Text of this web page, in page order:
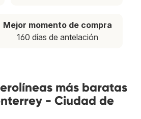
Mejor momento de compra
160 días de antelación
más baratas
- Ciudad de